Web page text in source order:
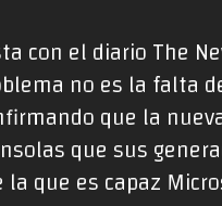
con el diario The
no es la falta
que la
que sus
que es capaz